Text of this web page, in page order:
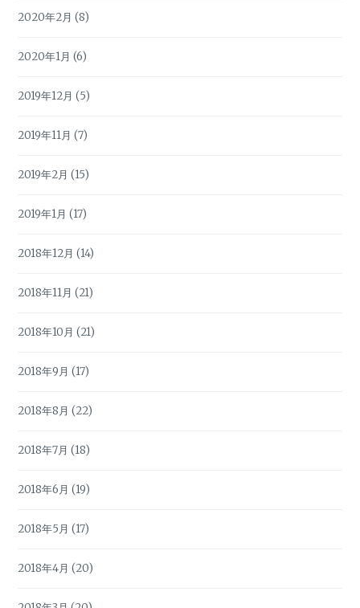
2020年2月 (8)
2020年1月 (6)
2019年12月 (5)
2019年11月 (7)
2019年2月 (15)
2019年1月 (17)
2018年12月 (14)
2018年11月 (21)
2018年10月 (21)
2018年9月 (17)
2018年8月 (22)
2018年7月 (18)
2018年6月 (19)
2018年5月 (17)
2018年4月 (20)